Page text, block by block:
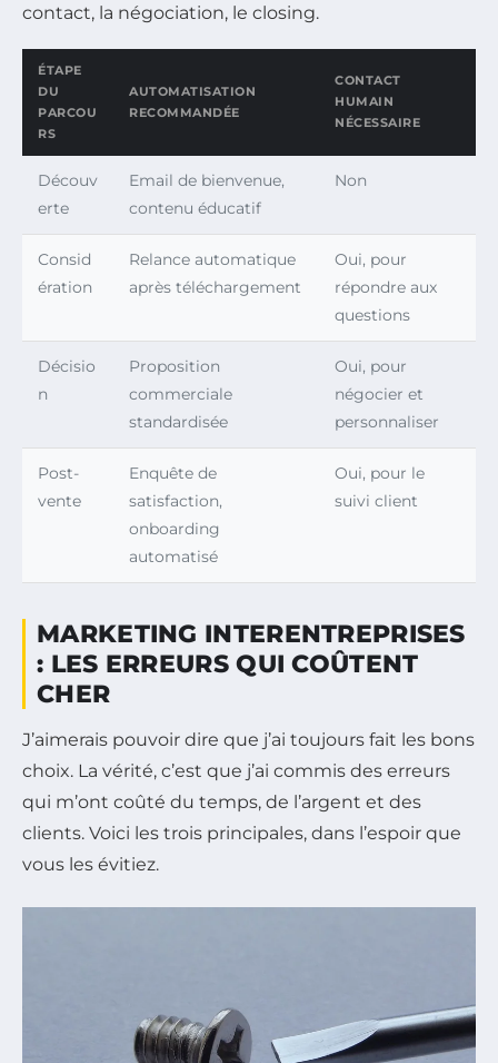
contact, la négociation, le closing.
ÉTAPE
DU
PARCOU
RS
AUTOMATISATION
RECOMMANDÉE
CONTACT
HUMAIN
NÉCESSAIRE
Découv
erte
Email de bienvenue,
contenu éducatif
Non
Consid
ération
Relance automatique
après téléchargement
Oui, pour
répondre aux
questions
Décisio
n
Proposition
commerciale
standardisée
Oui, pour
négocier et
personnaliser
Post-
vente
Enquête de
satisfaction,
onboarding
automatisé
Oui, pour le
suivi client
MARKETING INTERENTREPRISES
: LES ERREURS QUI COÛTENT
CHER
J’aimerais pouvoir dire que j’ai toujours fait les bons
choix. La vérité, c’est que j’ai commis des erreurs
qui m’ont coûté du temps, de l’argent et des
clients. Voici les trois principales, dans l’espoir que
vous les évitiez.